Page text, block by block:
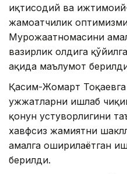
иқтисодий ва
жамоатчилик
Мурожаатномасини
вазирлик олдига
ҳақида маълумот
Қасим-Жомарт Тоқаевга
ҳужжатларни ишлаб
қонун устуворлигини
хавфсиз жамиятни
амалга оширилаётган
берилди.